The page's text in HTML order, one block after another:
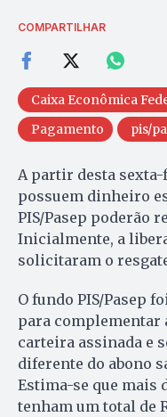
COMPARTILHAR
Caixa Econômica
Pagamento
pis/
A partir desta
possuem dinheiro
PIS/Pasep poderão
Inicialmente, a
solicitaram o
O fundo PIS/Pasep
para complementar
carteira assinada e
diferente do abono
Estima-se que mais
tenham um total de